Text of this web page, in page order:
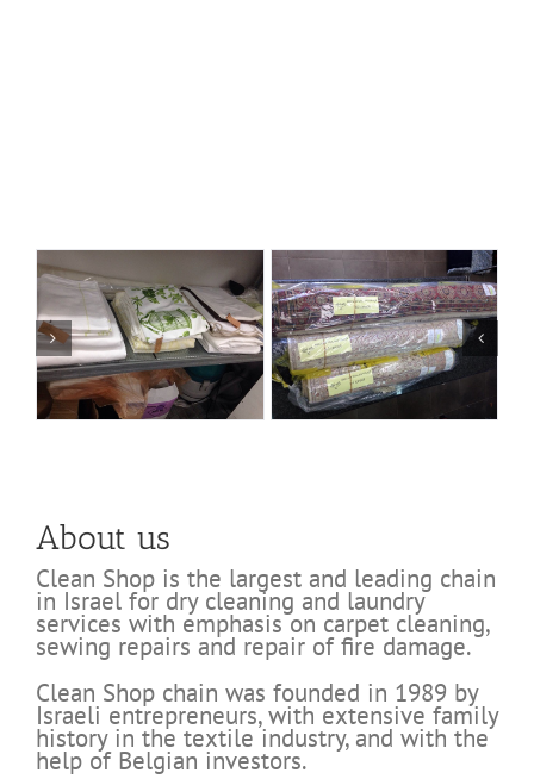
About us
Clean Shop is the largest and leading chain
in Israel for dry cleaning and laundry
services with emphasis on carpet cleaning,
sewing repairs and repair of fire damage.
Clean Shop chain was founded in 1989 by
Israeli entrepreneurs, with extensive family
history in the textile industry, and with the
help of Belgian investors.